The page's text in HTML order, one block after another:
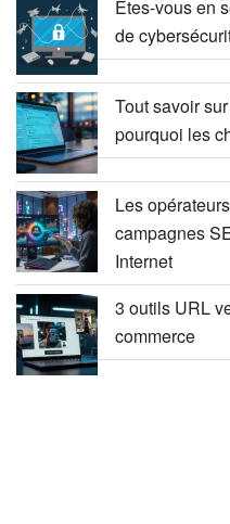
Êtes-vous en
de
Tout savoir
pourquoi les
Les
campagnes
Internet
3 outils URL
commerce